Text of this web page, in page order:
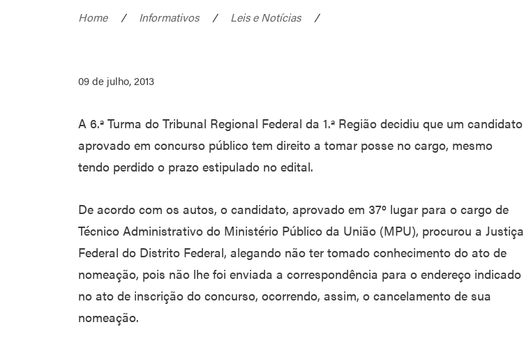
Home / Informativos / Leis e Notícias /
09 de julho, 2013
A 6.ª Turma do Tribunal Regional Federal da 1.ª Região decidiu que um candidato
aprovado em concurso público tem direito a tomar posse no cargo, mesmo
tendo perdido o prazo estipulado no edital.
De acordo com os autos, o candidato, aprovado em 37º lugar para o cargo de
Técnico Administrativo do Ministério Público da União (MPU), procurou a Justiça
Federal do Distrito Federal, alegando não ter tomado conhecimento do ato de
nomeação, pois não lhe foi enviada a correspondência para o endereço indicado
no ato de inscrição do concurso, ocorrendo, assim, o cancelamento de sua
nomeação.